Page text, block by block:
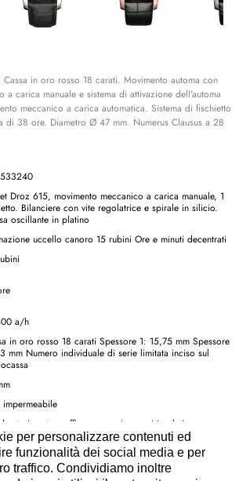
per personalizzare contenuti ed
funzionalità dei social media e per
traffico. Condividiamo inoltre
in oro rosso 18 carati. Movimento automa con
a carica manuale e sistema di attivazione dell'automa
meccanico a carica automatica. Sistema di fischietto
di 38 ore. Diametro Ø 47 mm. Numerus Clausus a 28
Droz 615, movimento meccanico a carica manuale, 1
Bilanciere con vite regolatrice e spirale in silicio.
oscillante in platino
uccello canoro 15 rubini Ore e minuti decentrati
a/h
in oro rosso 18 carati Spessore 1: 15,75 mm Spessore
mm Numero individuale di serie limitata inciso sul
impermeabile
in vetro zaffiro e numeri romani in platino
azzurrato
nero ripiegato e cucito a mano, con interno in
nero e cuciture nere